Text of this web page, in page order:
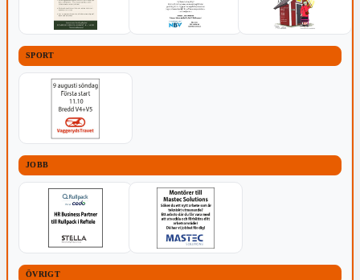
SPORT
JOBB
ÖVRIGT